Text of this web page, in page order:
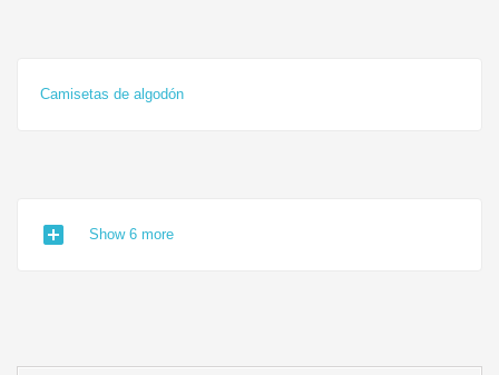
Camisetas de algodón
add_box Show 6 more